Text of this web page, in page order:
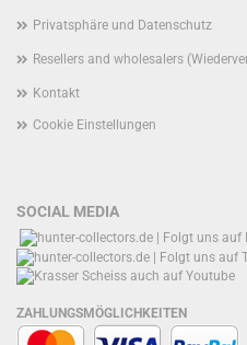
Privatsphäre und Datenschutz
Resellers and wholesalers
Kontakt
Cookie Einstellungen
SOCIAL MEDIA
ZAHLUNGSMÖGLICHKEITEN